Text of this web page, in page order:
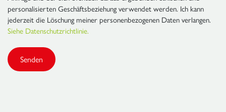
personalisierten Geschäftsbeziehung verwendet werden. Ich kann
jederzeit die Löschung meiner personenbezogenen Daten verlangen.
Siehe Datenschutzrichtlinie.